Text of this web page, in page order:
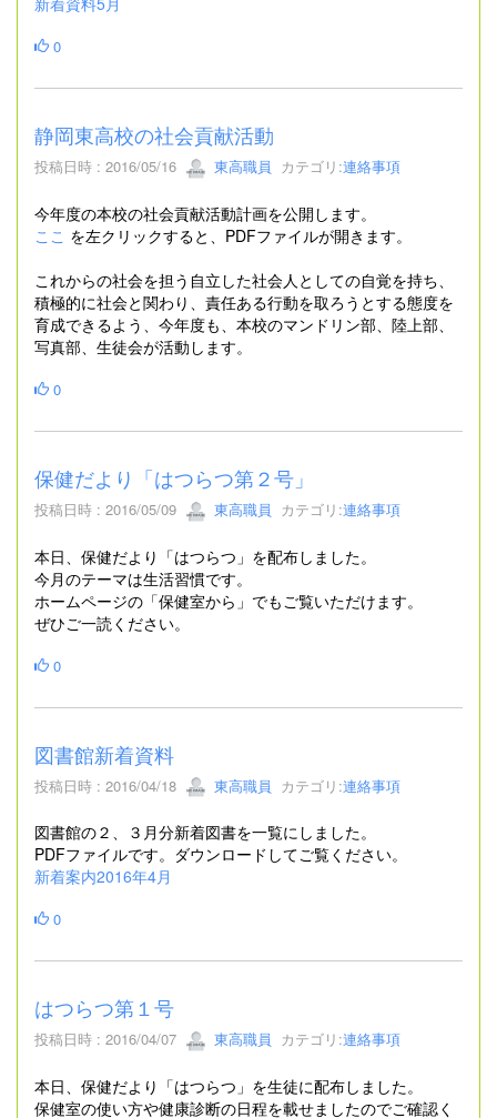
0
静岡東高校の社会貢献活動
投稿日時 : 2016/05/16 東高職員 カテゴリ:連絡事項
今年度の本校の社会貢献活動計画を公開します。
ここ を左クリックすると、PDFファイルが開きます。
これからの社会を担う自立した社会人としての自覚を持ち、
積極的に社会と関わり、責任ある行動を取ろうとする態度を
育成できるよう、今年度も、本校のマンドリン部、陸上部、
写真部、生徒会が活動します。
0
保健だより「はつらつ第２号」
投稿日時 : 2016/05/09 東高職員 カテゴリ:連絡事項
本日、保健だより「はつらつ」を配布しました。
今月のテーマは生活習慣です。
ホームページの「保健室から」でもご覧いただけます。
ぜひご一読ください。
0
図書館新着資料
投稿日時 : 2016/04/18 東高職員 カテゴリ:連絡事項
図書館の２、３月分新着図書を一覧にしました。
PDFファイルです。ダウンロードしてご覧ください。
新着案内2016年4月
0
はつらつ第１号
投稿日時 : 2016/04/07 東高職員 カテゴリ:連絡事項
本日、保健だより「はつらつ」を生徒に配布しました。
保健室の使い方や健康診断の日程を載せましたのでご確認く